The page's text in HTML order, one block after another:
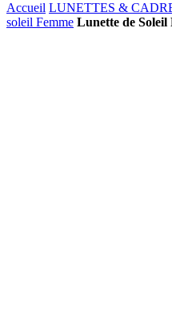
Accueil LUNETTES &
soleil Femme Lunette de Soleil